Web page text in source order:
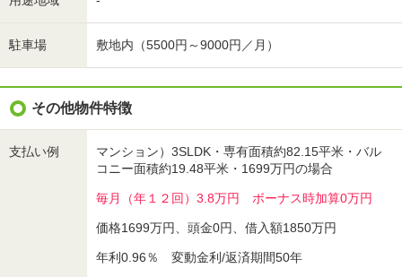
駐車場 敷地内（5500円～9000円／月）
その他物件特徴
支払い例
マンション）3SLDK・専有面積約82.15平米・バル
コニー面積約19.48平米・1699万円の場合
毎月（年１２回）3.8万円 ボーナス時加算0万円
価格1699万円、頭金0円、借入額1850万円
年利0.96％ 変動金利/返済期間50年